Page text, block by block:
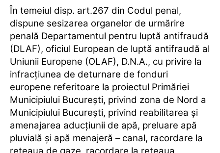
În temeiul disp. art.267 din Codul penal,
dispune sesizarea organelor de urmărire
penală Departamentul pentru luptă antifraudă
(DLAF), oficiul European de luptă antifraudă al
Uniunii Europene (OLAF), D.N.A., cu privire la
infracţiunea de deturnare de fonduri
europene referitoare la proiectul Primăriei
Municipiului Bucureşti, privind zona de Nord a
Municipiului Bucureşti, privind reabilitarea şi
amenajarea aducţiunii de apă, preluare apă
pluvială şi apă menajeră – canal, racordare la